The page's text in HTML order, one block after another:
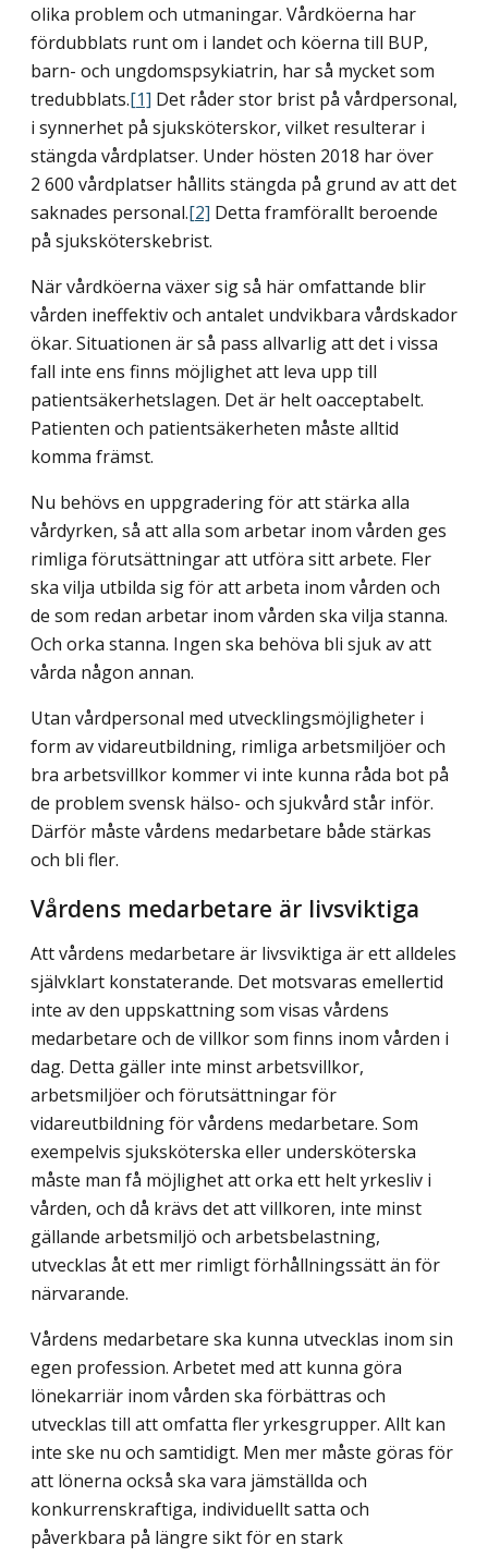
olika problem och utmaningar. Vårdköerna har
fördubblats runt om i landet och köerna till BUP,
barn- och ungdomspsykiatrin, har så mycket som
tredubblats.[1] Det råder stor brist på vårdpersonal,
i synnerhet på sjuksköterskor, vilket resulterar i
stängda vårdplatser. Under hösten 2018 har över
2 600 vårdplatser hållits stängda på grund av att det
saknades personal.[2] Detta framförallt beroende
på sjuksköterskebrist.
När vårdköerna växer sig så här omfattande blir
vården ineffektiv och antalet undvikbara vårdskador
ökar. Situationen är så pass allvarlig att det i vissa
fall inte ens finns möjlighet att leva upp till
patientsäkerhetslagen. Det är helt oacceptabelt.
Patienten och patientsäkerheten måste alltid
komma främst.
Nu behövs en uppgradering för att stärka alla
vårdyrken, så att alla som arbetar inom vården ges
rimliga förutsättningar att utföra sitt arbete. Fler
ska vilja utbilda sig för att arbeta inom vården och
de som redan arbetar inom vården ska vilja stanna.
Och orka stanna. Ingen ska behöva bli sjuk av att
vårda någon annan.
Utan vårdpersonal med utvecklingsmöjligheter i
form av vidareutbildning, rimliga arbetsmiljöer och
bra arbetsvillkor kommer vi inte kunna råda bot på
de problem svensk hälso- och sjukvård står inför.
Därför måste vårdens medarbetare både stärkas
och bli fler.
Vårdens medarbetare är livsviktiga
Att vårdens medarbetare är livsviktiga är ett alldeles
självklart konstaterande. Det motsvaras emellertid
inte av den uppskattning som visas vårdens
medarbetare och de villkor som finns inom vården i
dag. Detta gäller inte minst arbetsvillkor,
arbetsmiljöer och förutsättningar för
vidareutbildning för vårdens medarbetare. Som
exempelvis sjuksköterska eller undersköterska
måste man få möjlighet att orka ett helt yrkesliv i
vården, och då krävs det att villkoren, inte minst
gällande arbetsmiljö och arbets­belastning,
utvecklas åt ett mer rimligt förhållningssätt än för
närvarande.
Vårdens medarbetare ska kunna utvecklas inom sin
egen profession. Arbetet med att kunna göra
lönekarriär inom vården ska förbättras och
utvecklas till att omfatta fler yrkesgrupper. Allt kan
inte ske nu och samtidigt. Men mer måste göras för
att lönerna också ska vara jämställda och
konkurrenskraftiga, individuellt satta och
påverkbara på längre sikt för en stark